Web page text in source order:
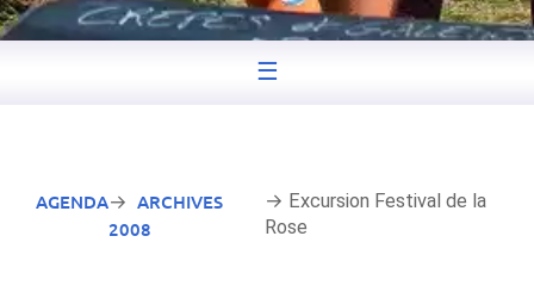
☰
AGENDA→ ARCHIVES
2008
→ Excursion Festival de la
Rose